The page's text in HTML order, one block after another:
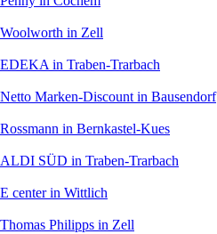
Woolworth in Zell
EDEKA in Traben-Trarbach
Netto Marken-Discount in Bausendorf
Rossmann in Bernkastel-Kues
ALDI SÜD in Traben-Trarbach
E centerin Wittlich
Thomas Philipps in Zell